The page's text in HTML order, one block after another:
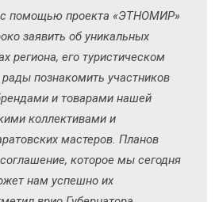
помощью проекта «ЭТНОМИР»
заявить об уникальных
региона, его туристическом
познакомить участников
и товарами нашей
коллективами и
мастеров. Планов
которое мы сегодня
нам успешно их